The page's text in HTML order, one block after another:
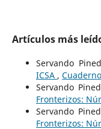
Artículos más
Servando
ICSA ,
Servando
Fronterizos:
Servando
Fronterizos: